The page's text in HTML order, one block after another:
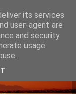
its services
user-agent are
and security
usage